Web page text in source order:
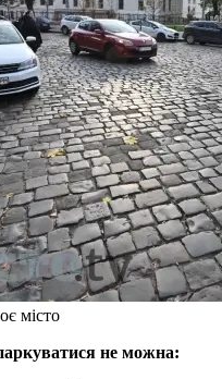
місто
не можна: